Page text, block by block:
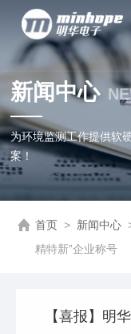
新闻中心
为环境监测工作提供软
案！
首页 > 新闻中心
精特新”企业称号
【喜报】明